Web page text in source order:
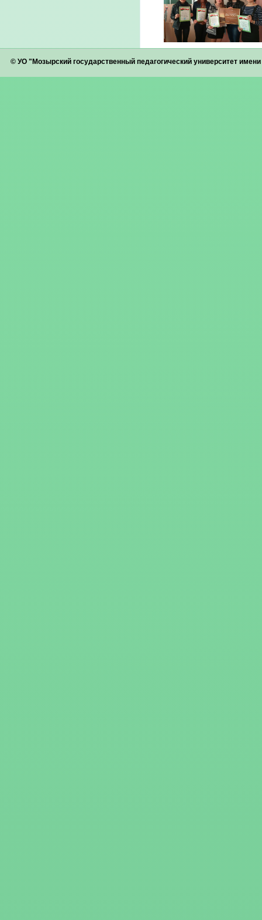
© УО "Мозырский государственный педагогический университет